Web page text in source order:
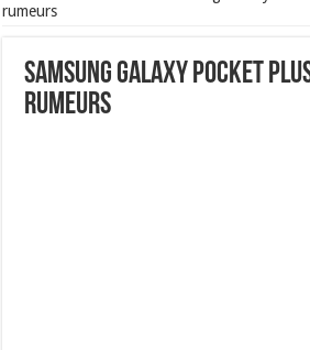
rumeurs
Samsung Galaxy Pocket
rumeurs